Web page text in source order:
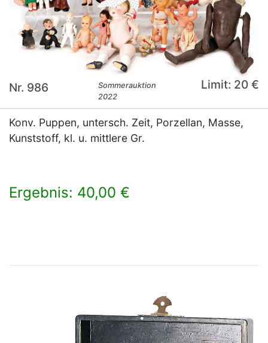
Nr. 986
Sommerauktion
2022
Limit: 20 €
Konv. Puppen, untersch. Zeit, Porzellan, Masse,
Kunststoff, kl. u. mittlere Gr.
Ergebnis: 40,00 €